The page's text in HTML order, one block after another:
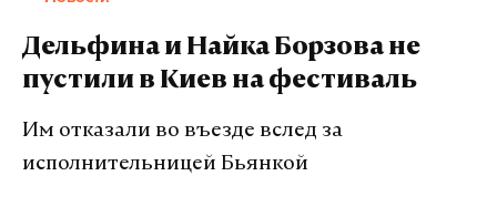
Дельфина и Найка Борзова не
пустили в Киев на фестиваль
Им отказали во въезде вслед за
исполнительницей Бьянкой